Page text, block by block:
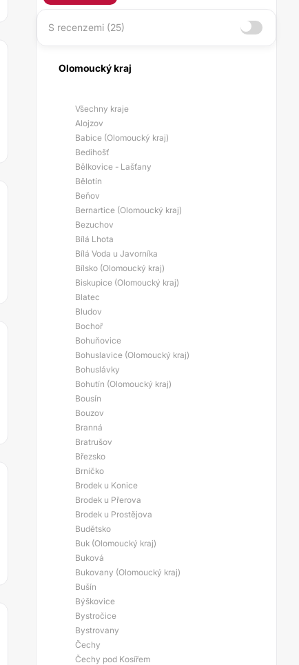
S recenzemi (25)
Olomoucký kraj
Všechny kraje
Alojzov
Babice (Olomoucký kraj)
Bedihošť
Bělkovice - Lašťany
Bělotín
Beňov
Bernartice (Olomoucký kraj)
Bezuchov
Bílá Lhota
Bílá Voda u Javorníka
Bílsko (Olomoucký kraj)
Biskupice (Olomoucký kraj)
Blatec
Bludov
Bochoř
Bohuňovice
Bohuslavice (Olomoucký kraj)
Bohuslávky
Bohutín (Olomoucký kraj)
Bousín
Bouzov
Branná
Bratrušov
Březsko
Brníčko
Brodek u Konice
Brodek u Přerova
Brodek u Prostějova
Budětsko
Buk (Olomoucký kraj)
Buková
Bukovany (Olomoucký kraj)
Bušín
Býškovice
Bystročice
Bystrovany
Čechy
Čechy pod Kosířem